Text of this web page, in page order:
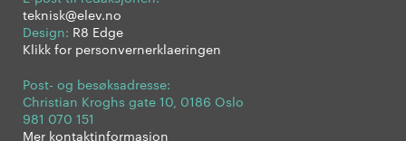
teknisk@elev.no
Design: R8 Edge
Klikk for personvernerklaeringen
Post- og besøksadresse:
Christian Kroghs gate 10, 0186 Oslo
981 070 151
Mer kontaktinformasjon